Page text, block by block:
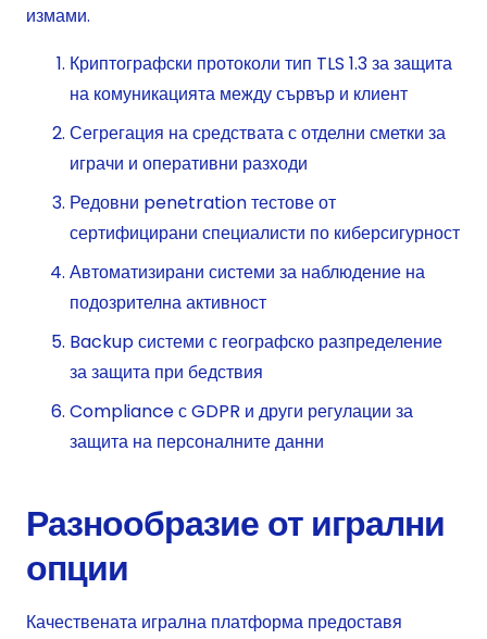
измами.
Криптографски протоколи тип TLS 1.3 за защита
на комуникацията между сървър и клиент
Сегрегация на средствата с отделни сметки за
играчи и оперативни разходи
Редовни penetration тестове от
сертифицирани специалисти по киберсигурност
Автоматизирани системи за наблюдение на
подозрителна активност
Backup системи с географско разпределение
за защита при бедствия
Compliance с GDPR и други регулации за
защита на персоналните данни
Разнообразие от игрални
опции
Качествената игрална платформа предоставя